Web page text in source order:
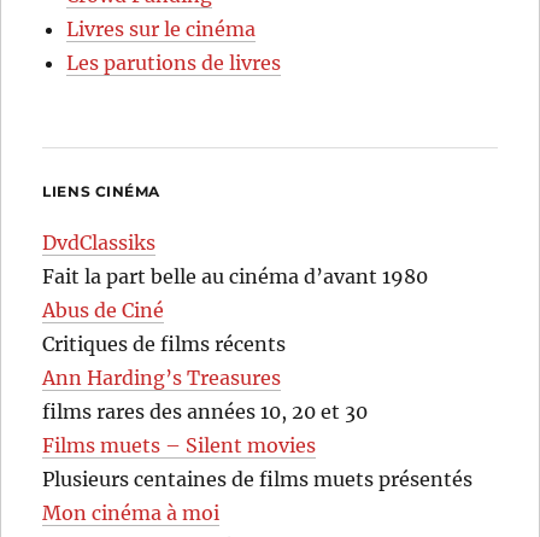
Livres sur le cinéma
Les parutions de livres
LIENS CINÉMA
DvdClassiks
Fait la part belle au cinéma d’avant 1980
Abus de Ciné
Critiques de films récents
Ann Harding’s Treasures
films rares des années 10, 20 et 30
Films muets – Silent movies
Plusieurs centaines de films muets présentés
Mon cinéma à moi